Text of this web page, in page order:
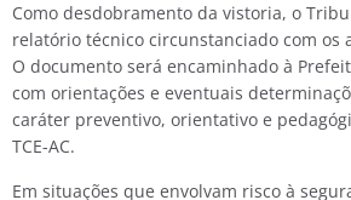
Como desdobramento da vistoria, o
relatório técnico circunstanciado com os
O documento será encaminhado à
com orientações e eventuais
caráter preventivo, orientativo e
TCE-AC.
Em situações que envolvam risco à